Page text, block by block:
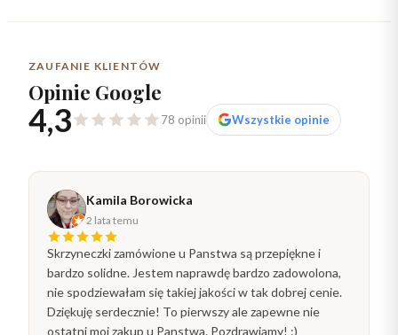
ZAUFANIE KLIENTÓW
Opinie Google
4,3 78 opinii Wszystkie opinie
Kamila Borowicka
2 lata temu
Skrzyneczki zamówione u Panstwa są przepiękne i
bardzo solidne. Jestem naprawdę bardzo zadowolona,
nie spodziewałam się takiej jakości w tak dobrej cenie.
Dziękuję serdecznie! To pierwszy ale zapewne nie
ostatni moi zakup u Panstwa. Pozdrawiamy! :)